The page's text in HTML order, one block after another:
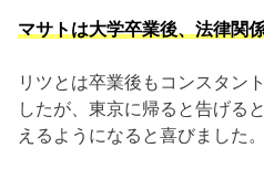
マサトは大学卒業後、法律関
リツとは卒業後もコンスタン
したが、東京に帰ると告げる
えるようになると喜びました。